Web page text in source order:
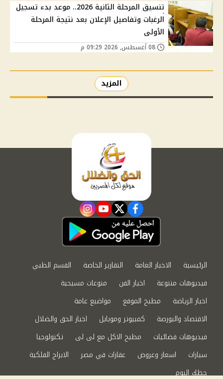
تنسيق المرحلة الثانية 2026.. موعد بدء تسجيل
الرغبات وتفاصيل الإعلان بعد نتيجة المرحلة
الأولى
المزيد
facebook
twitter
youtube
instagram
الرئيسية الاخبار العامة التقارير الخاصة
القسم الطبي
فيديوهات متنوعة
اخبار الفن
منوعات مسيحية
اخبار الرياضة
مطبخ الموقع
مواضيع عامة
الاقتصاد والبورصة
كمبيوتر وموبايل
اخبار الحق والضلال
فيديوهات فضائيات
مطبخ الاكل مع لى لى
تكنولوجيا
سيارات
اسعار وعروض عقارات في مصر
الابراج الفلكية
حظك اليوم